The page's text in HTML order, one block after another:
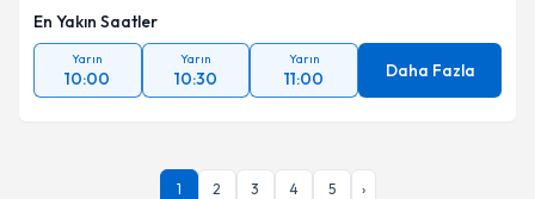
En Yakın Saatler
Yarın
10:00
Yarın
10:30
Yarın
11:00 Daha Fazla
1 2 3 4 5 ›